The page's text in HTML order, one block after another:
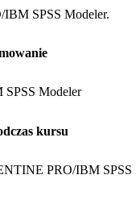
SPSS Modeler.
Modeler
kursu
PRO/IBM SPSS